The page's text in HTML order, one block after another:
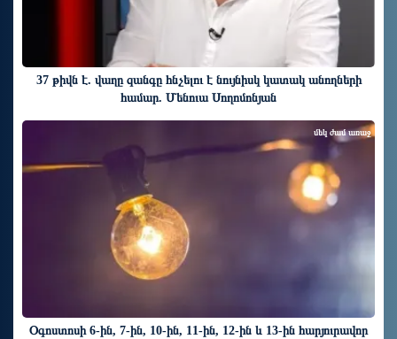
37 թիվն է. վաղը զանգը հնչելու է նույնիսկ կատակ անողների
համար. Մենուա Սողոմոնյան
Օգոստոսի 6-ին, 7-ին, 10-ին, 11-ին, 12-ին և 13-ին հարյուրավոր
մեկ ժամ առաջ